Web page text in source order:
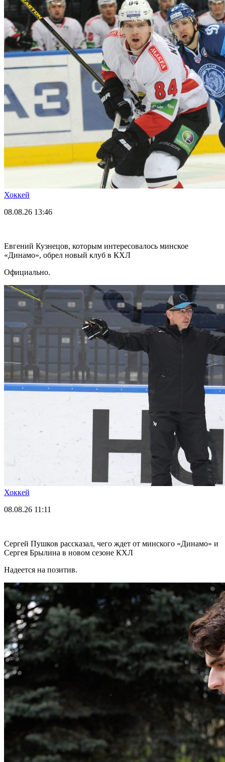
Хоккей
08.08.26 13:46
Евгений Кузнецов, которым интересовалось минское
«Динамо», обрел новый клуб в КХЛ
Официально.
Хоккей
08.08.26 11:11
Сергей Пушков рассказал, чего ждет от минского «Динамо» и
Сергея Брылина в новом сезоне КХЛ
Надеется на позитив.